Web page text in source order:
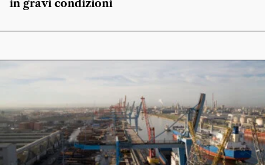
in gravi condizioni